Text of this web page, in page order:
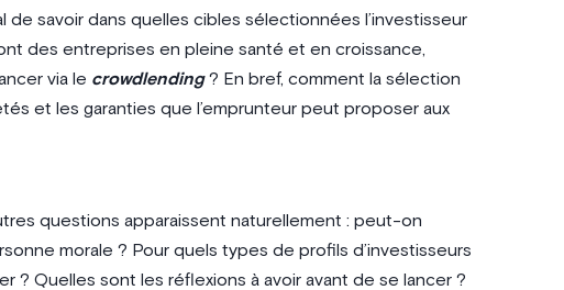
de savoir dans quelles cibles sélectionnées l’investisseur
des entreprises en pleine santé et en croissance,
via le crowdlending? En bref, comment la sélection
et les garanties que l’emprunteur peut proposer aux
questions apparaissent naturellement : peut-on
morale ? Pour quels types de profils d’investisseurs
Quelles sont les réflexions à avoir avant de se lancer ?